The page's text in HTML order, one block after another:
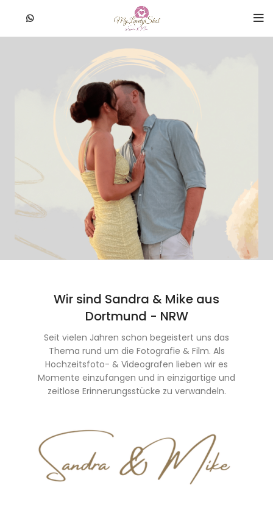
Wir sind Sandra & Mike aus
Dortmund - NRW
Seit vielen Jahren schon begeistert uns das
Thema rund um die Fotografie & Film. Als
Hochzeitsfoto- & Videografen lieben wir es
Momente einzufangen und in einzigartige und
zeitlose Erinnerungsstücke zu verwandeln.